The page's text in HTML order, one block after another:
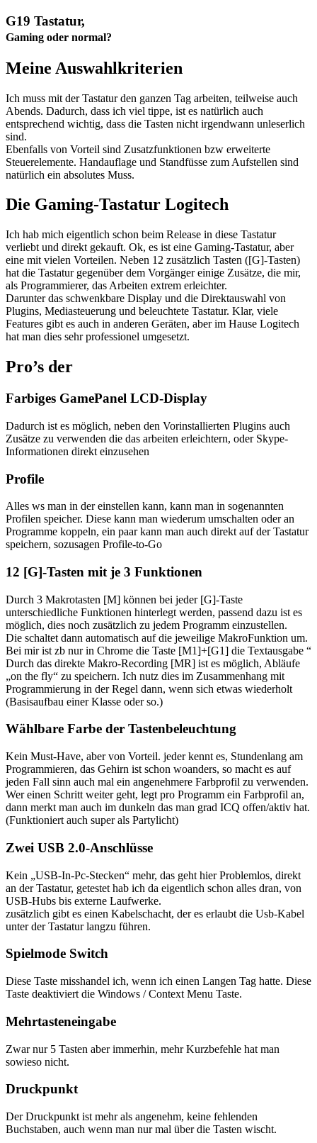
G19 Tastatur,
Gaming oder normal?
Meine Auswahlkriterien
Ich muss mit der Tastatur den ganzen Tag arbeiten, teilweise auch
Abends. Dadurch, dass ich viel tippe, ist es natürlich auch
entsprechend wichtig, dass die Tasten nicht irgendwann unleserlich
sind.
Ebenfalls von Vorteil sind Zusatzfunktionen bzw erweiterte
Steuerelemente. Handauflage und Standfüsse zum Aufstellen sind
natürlich ein absolutes Muss.
Die Gaming-Tastatur Logitech
Ich hab mich eigentlich schon beim Release in diese Tastatur
verliebt und direkt gekauft. Ok, es ist eine Gaming-Tastatur, aber
eine mit vielen Vorteilen. Neben 12 zusätzlich Tasten ([G]-Tasten)
hat die Tastatur gegenüber dem Vorgänger einige Zusätze, die mir,
als Programmierer, das Arbeiten extrem erleichter.
Darunter das schwenkbare Display und die Direktauswahl von
Plugins, Mediasteuerung und beleuchtete Tastatur. Klar, viele
Features gibt es auch in anderen Geräten, aber im Hause Logitech
hat man dies sehr professionel umgesetzt.
Pro’s der
Farbiges GamePanel LCD-Display
Dadurch ist es möglich, neben den Vorinstallierten Plugins auch
Zusätze zu verwenden die das arbeiten erleichtern, oder Skype-
Informationen direkt einzusehen
Profile
Alles ws man in der einstellen kann, kann man in sogenannten
Profilen speicher. Diese kann man wiederum umschalten oder an
Programme koppeln, ein paar kann man auch direkt auf der Tastatur
speichern, sozusagen Profile-to-Go
12 [G]-Tasten mit je 3 Funktionen
Durch 3 Makrotasten [M] können bei jeder [G]-Taste
unterschiedliche Funktionen hinterlegt werden, passend dazu ist es
möglich, dies noch zusätzlich zu jedem Programm einzustellen.
Die schaltet dann automatisch auf die jeweilige MakroFunktion um.
Bei mir ist zb nur in Chrome die Taste [M1]+[G1] die Textausgabe “
Durch das direkte Makro-Recording [MR] ist es möglich, Abläufe
„on the fly“ zu speichern. Ich nutz dies im Zusammenhang mit
Programmierung in der Regel dann, wenn sich etwas wiederholt
(Basisaufbau einer Klasse oder so.)
Wählbare Farbe der Tastenbeleuchtung
Kein Must-Have, aber von Vorteil. jeder kennt es, Stundenlang am
Programmieren, das Gehirn ist schon woanders, so macht es auf
jeden Fall sinn auch mal ein angenehmere Farbprofil zu verwenden.
Wer einen Schritt weiter geht, legt pro Programm ein Farbprofil an,
dann merkt man auch im dunkeln das man grad ICQ offen/aktiv hat.
(Funktioniert auch super als Partylicht)
Zwei USB 2.0-Anschlüsse
Kein „USB-In-Pc-Stecken“ mehr, das geht hier Problemlos, direkt
an der Tastatur, getestet hab ich da eigentlich schon alles dran, von
USB-Hubs bis externe Laufwerke.
zusätzlich gibt es einen Kabelschacht, der es erlaubt die Usb-Kabel
unter der Tastatur langzu führen.
Spielmode Switch
Diese Taste misshandel ich, wenn ich einen Langen Tag hatte. Diese
Taste deaktiviert die Windows / Context Menu Taste.
Mehrtasteneingabe
Zwar nur 5 Tasten aber immerhin, mehr Kurzbefehle hat man
sowieso nicht.
Druckpunkt
Der Druckpunkt ist mehr als angenehm, keine fehlenden
Buchstaben, auch wenn man nur mal über die Tasten wischt.